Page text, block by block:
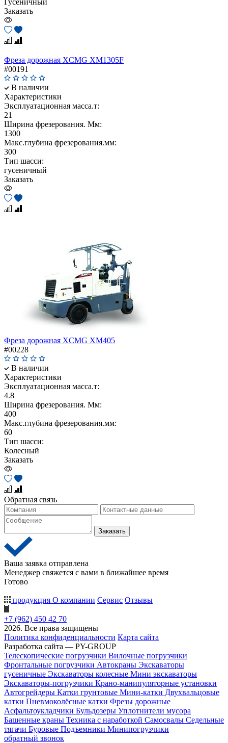
Заказать
Фреза дорожная XCMG XM1305F
#00191
В наличии
Характеристики
Эксплуатационная масса.т:
21
Ширина фрезерования. Мм:
1300
Макс.глубина фрезерования.мм:
300
Тип шасси:
гусеничный
Заказать
Фреза дорожная XCMG XM405
#00228
В наличии
Характеристики
Эксплуатационная масса.т:
4.8
Ширина фрезерования. Мм:
400
Макс.глубина фрезерования.мм:
60
Тип шасси:
Колесный
Заказать
Обратная связь
Заказать
Ваша заявка отправлена
Менеджер свяжется с вами в ближайшее время
Готово
продукция О компании Сервис Отзывы
+7 (962) 450 42 70
2026. Все права защищены
Политика конфиденциальности Карта сайта
Разработка сайта — PY-GROUP
Телескопические погрузчики Вилочные погрузчики
Фронтальные погрузчики Автокраны Экскаваторы
гусеничные Экскаваторы колесные Мини экскаваторы
Экскаваторы-погрузчики Крано-манипуляторные установки
Автогрейдеры Катки грунтовые Мини-катки Двухвальцовые
катки Пневмоколёсные катки Фрезы дорожные
Асфальтоукладчики Бульдозеры Уплотнители мусора
Башенные краны Техника с наработкой Самосвалы Седельные
тягачи Буровые Подъемники Минипогрузчики
обратный звонок